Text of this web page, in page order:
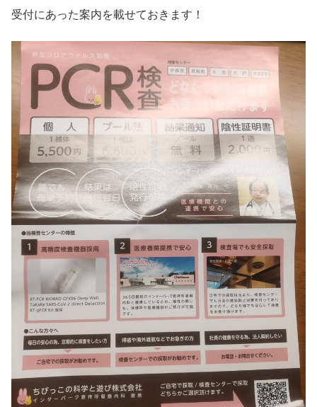
受付にあった案内を載せておきます！